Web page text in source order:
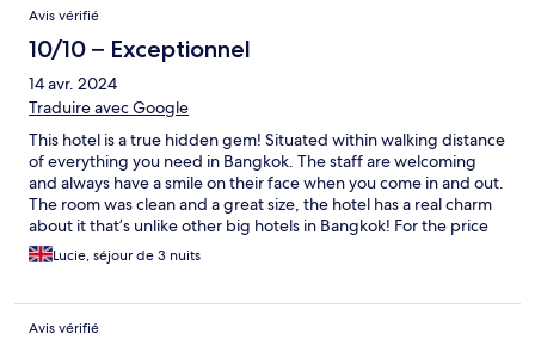
Avis vérifié
10/10 – Exceptionnel
14 avr. 2024
Traduire avec Google
This hotel is a true hidden gem! Situated within walking distance
of everything you need in Bangkok. The staff are welcoming
and always have a smile on their face when you come in and out.
The room was clean and a great size, the hotel has a real charm
about it that’s unlike other big hotels in Bangkok! For the price
you won’t find any better. Can’t recommend enough, thanks for
a brilliant stay!
Lucie, séjour de 3 nuits
Avis vérifié